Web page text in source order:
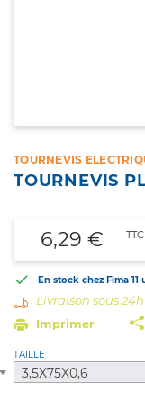
TOURNEVIS
TOURNEVIS
6,29 € TTC
 En stock chez Fima 11
Livraison sous
Imprimer
TAILLE
3,5X75X0,6